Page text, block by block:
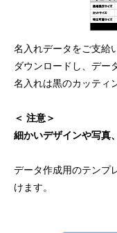
名入れデータをご支給
ダウンロードし、デー
名入れは黒のカッティ
＜ 注意＞
細かいデザインや写真
データ作成用のテンプ
けます。